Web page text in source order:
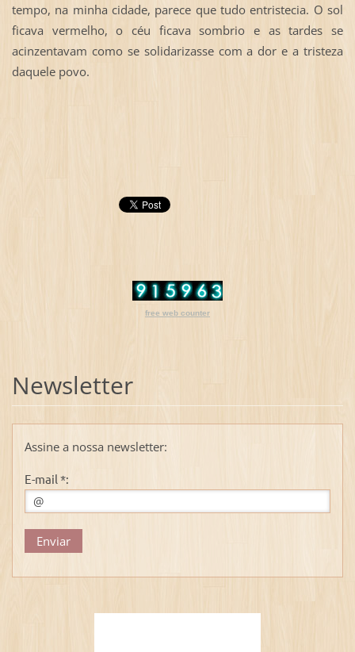
tempo, na minha cidade, parece que tudo entristecia. O sol
ficava vermelho, o céu ficava sombrio e as tardes se
acinzentavam como se solidarizasse com a dor e a tristeza
daquele povo.
free web counter
Newsletter
Assine a nossa newsletter:
E-mail *: